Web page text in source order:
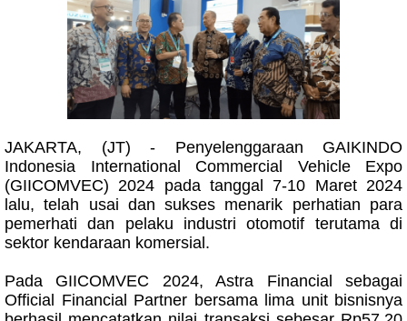
JAKARTA, (JT) - Penyelenggaraan GAIKINDO
Indonesia International Commercial Vehicle Expo
(GIICOMVEC) 2024 pada tanggal 7-10 Maret 2024
lalu, telah usai dan sukses menarik perhatian para
pemerhati dan pelaku industri otomotif terutama di
sektor kendaraan komersial.
Pada GIICOMVEC 2024, Astra Financial sebagai
Official Financial Partner bersama lima unit bisnisnya